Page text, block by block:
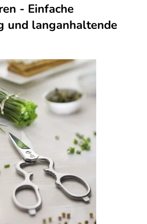
- Einfache
und langanhaltende